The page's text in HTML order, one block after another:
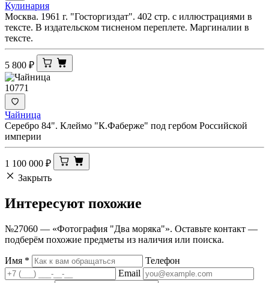
Кулинария
Москва. 1961 г. "Госторгиздат". 402 стр. с иллюстрациями в
тексте. В издательском тисненом переплете. Маргиналии в
тексте.
5 800 ₽
10771
Чайница
Серебро 84". Клеймо "К.Фаберже" под гербом Российской
империи
1 100 000 ₽
Закрыть
Интересуют похожие
№27060 — «Фотография "Два моряка"». Оставьте контакт —
подберём похожие предметы из наличия или поиска.
Имя *
Телефон
Email